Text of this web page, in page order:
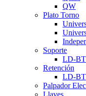
QW
Plato Torno
Soporte
LD-BT
Retención
LD-BT
Palpador
Llaves